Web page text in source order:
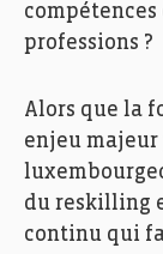
professions ?
Alors que la
enjeu majeur
du reskilling
continu qui